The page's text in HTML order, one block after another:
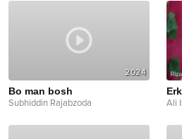
2024
Bo man bosh
Subhiddin Rajabzoda
Ali